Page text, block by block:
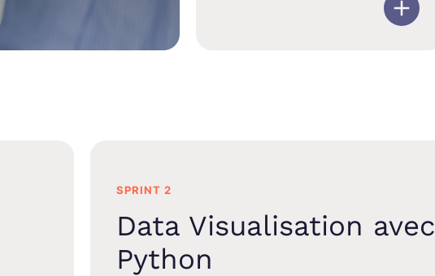
SPRINT 2
Data Visualisation avec
Python